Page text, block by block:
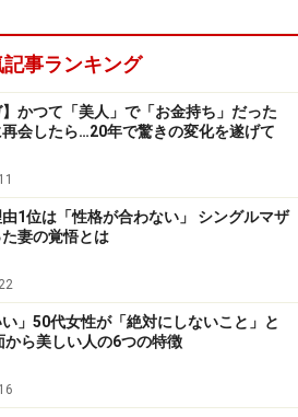
アプリで知り合った男性と会っ
代半ばまで独身を貫いてきたのだ
になりたくて」とつぶやいた。シ
悪くはないと思ったが、毎日連
だったし、会って3度目に彼がホ
うっとうしかった。
が触れあえればいいというもの、
てだったんでしょう。私だって
いうわけではないんだけど、50代
ドインしていいのかと思ってし
んでしょうか」
記事ランキング
】かつて「美人」で「お金持ち」だった
再会したら…20年で驚きの変化を遂げて
1位は「性格が合わない」 シングルマザ
妻の覚悟とは
い」50代女性が「絶対にしないこと」と
から美しい人の6つの特徴